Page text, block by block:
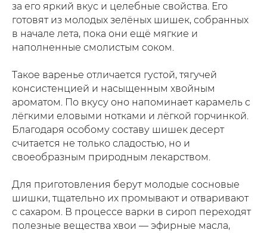
за его яркий вкус и целебные свойства. Его
готовят из молодых зелёных шишек, собранных
в начале лета, пока они ещё мягкие и
наполненные смолистым соком.
Такое варенье отличается густой, тягучей
консистенцией и насыщенным хвойным
ароматом. По вкусу оно напоминает карамель с
лёгкими еловыми нотками и лёгкой горчинкой.
Благодаря особому составу шишек десерт
считается не только сладостью, но и
своеобразным природным лекарством.
Для приготовления берут молодые сосновые
шишки, тщательно их промывают и отваривают
с сахаром. В процессе варки в сироп переходят
полезные вещества хвои — эфирные масла,